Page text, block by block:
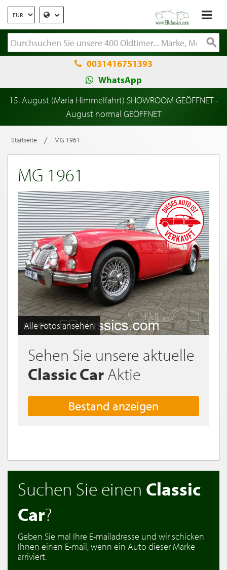
0031416751393
WhatsApp
15. August (Maria Himmelfahrt) SHOWROOM GEÖFFNET -
August normal GEÖFFNET
Startseite / MG 1961
MG 1961
Alle Fotos ansehen
Sehen Sie unsere aktuelle
Classic Car Aktie
Bestand anzeigen
Suchen Sie einen Classic
Car?
Geben Sie mal Ihre E-mailadresse und wir schicken
Ihnen einen E-mail, wenn ein Auto dieser Marke
arriviert.